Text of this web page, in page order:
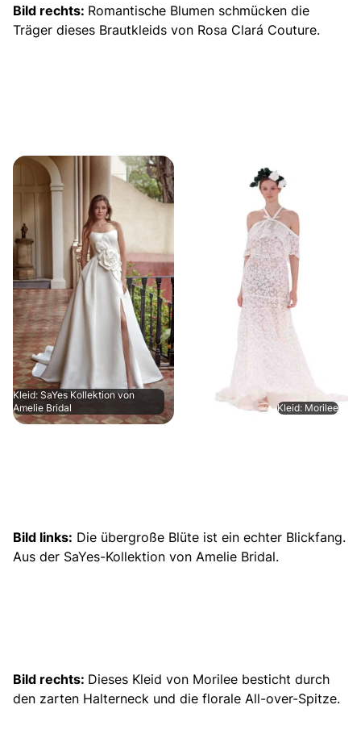
Bild rechts: Romantische Blumen schmücken die
Träger dieses Brautkleids von Rosa Clará Couture.
Kleid: SaYes Kollektion von
Amelie Bridal
Kleid: Morilee
Bild links: Die übergroße Blüte ist ein echter Blickfang.
Aus der SaYes-Kollektion von Amelie Bridal.
Bild rechts: Dieses Kleid von Morilee besticht durch
den zarten Halterneck und die florale All-over-Spitze.